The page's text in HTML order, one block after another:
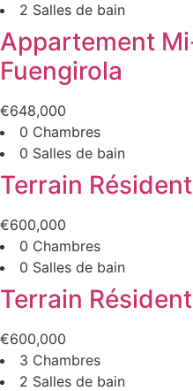
2 Salles de bain
Appartement
Fuengirola
€648,000
0 Chambres
0 Salles de bain
Terrain
€600,000
0 Chambres
0 Salles de bain
Terrain
€600,000
3 Chambres
2 Salles de bain